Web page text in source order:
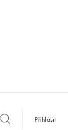
Přihlásit